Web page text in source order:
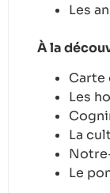
Les
À la
Carte
Les
La
Le